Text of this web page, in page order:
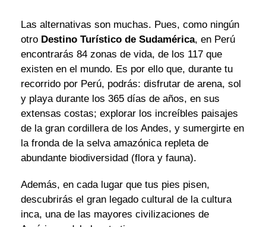
Las alternativas son muchas. Pues, como ningún
otro Destino Turístico de Sudamérica, en Perú
encontrarás 84 zonas de vida, de los 117 que
existen en el mundo. Es por ello que, durante tu
recorrido por Perú, podrás: disfrutar de arena, sol
y playa durante los 365 días de años, en sus
extensas costas; explorar los increíbles paisajes
de la gran cordillera de los Andes, y sumergirte en
la fronda de la selva amazónica repleta de
abundante biodiversidad (flora y fauna).
Además, en cada lugar que tus pies pisen,
descubrirás el gran legado cultural de la cultura
inca, una de las mayores civilizaciones de